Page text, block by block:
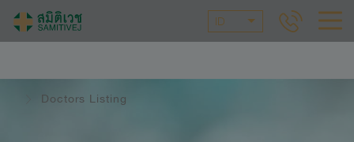
ID
Doctors Listing